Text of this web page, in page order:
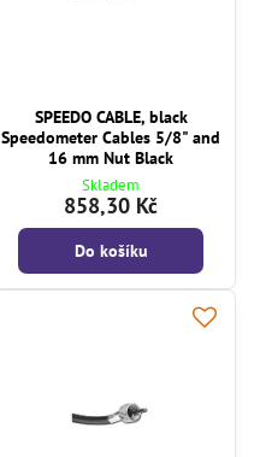
SPEEDO CABLE, black
Speedometer Cables 5/8" and
16 mm Nut Black
Skladem
858,30 Kč
Do košíku